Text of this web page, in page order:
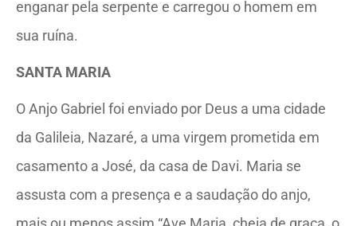
enganar pela serpente e carregou o homem em
sua ruína.
SANTA MARIA
O Anjo Gabriel foi enviado por Deus a uma cidade
da Galileia, Nazaré, a uma virgem prometida em
casamento a José, da casa de Davi. Maria se
assusta com a presença e a saudação do anjo,